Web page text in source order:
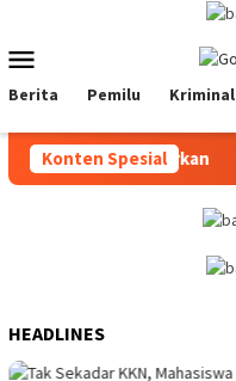
konten
Mobile
Berita Pemilu Kriminal
Konten Spesial
Belum Siap Disalurkan
HEADLINES